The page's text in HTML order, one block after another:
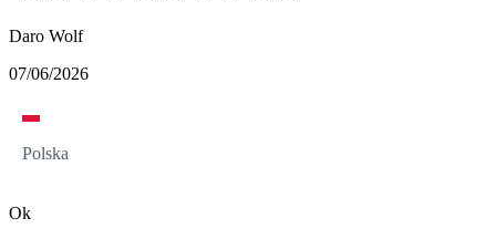
Daro Wolf
07/06/2026
Polska
Ok